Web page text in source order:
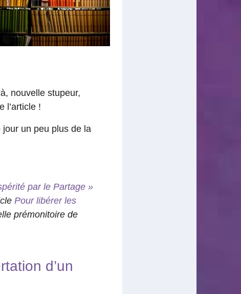
nouvelle stupeur,
l’article !
jour un peu plus de la
par le Partage »
Pour libérer les
prémonitoire de
d’un